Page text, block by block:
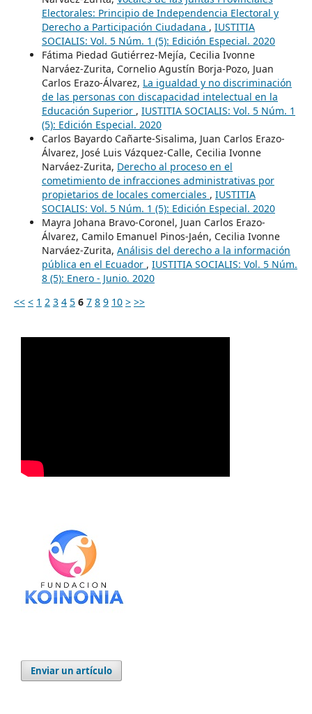
Electorales: Principio de Independencia Electoral y
Derecho a Participación Ciudadana , IUSTITIA
SOCIALIS: Vol. 5 Núm. 1 (5): Edición Especial. 2020
Fátima Piedad Gutiérrez-Mejía, Cecilia Ivonne
Narváez-Zurita, Cornelio Agustín Borja-Pozo, Juan
Carlos Erazo-Álvarez, La igualdad y no discriminación
de las personas con discapacidad intelectual en la
Educación Superior , IUSTITIA SOCIALIS: Vol. 5 Núm. 1
(5): Edición Especial. 2020
Carlos Bayardo Cañarte-Sisalima, Juan Carlos Erazo-
Álvarez, José Luis Vázquez-Calle, Cecilia Ivonne
Narváez-Zurita, Derecho al proceso en el
cometimiento de infracciones administrativas por
propietarios de locales comerciales , IUSTITIA
SOCIALIS: Vol. 5 Núm. 1 (5): Edición Especial. 2020
Mayra Johana Bravo-Coronel, Juan Carlos Erazo-
Álvarez, Camilo Emanuel Pinos-Jaén, Cecilia Ivonne
Narváez-Zurita, Análisis del derecho a la información
pública en el Ecuador , IUSTITIA SOCIALIS: Vol. 5 Núm.
8 (5): Enero - Junio. 2020
<< < 1 2 3 4 5 6 7 8 9 10 > >>
Enviar un artículo